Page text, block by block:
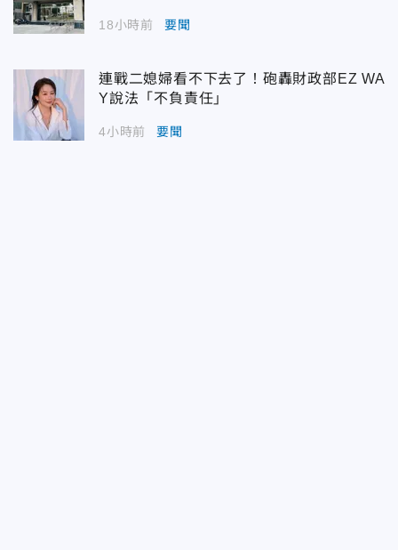
18小時前 要聞
連戰二媳婦看不下去了！砲轟財政部EZ WA
Y說法「不負責任」
4小時前 要聞